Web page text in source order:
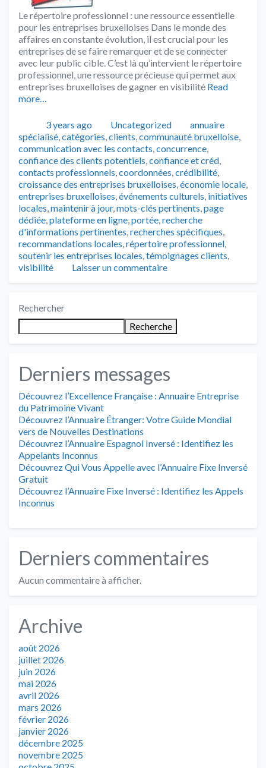
Le répertoire professionnel : une ressource essentielle
pour les entreprises bruxelloises Dans le monde des
affaires en constante évolution, il est crucial pour les
entreprises de se faire remarquer et de se connecter
avec leur public cible. C’est là qu’intervient le répertoire
professionnel, une ressource précieuse qui permet aux
entreprises bruxelloises de gagner en visibilité Read
more…
Publié3 years ago Catégories
Uncategorized Tags
annuaire
spécialisé,catégories,clients,communauté bruxelloise,
communication avec les contacts,concurrence,
confiance des clients potentiels,confiance et créd,
contacts professionnels,coordonnées,crédibilité,
croissance des entreprises bruxelloises,économie locale,
entreprises bruxelloises,événements culturels, initiatives
locales,maintenir à jour,mots-clés pertinents,page
dédiée,plateforme en ligne,portée,recherche
d'informations pertinentes,recherches spécifiques,
recommandations locales,répertoire professionnel,
soutenir les entreprises locales,témoignages clients,
visibilité
Laisser un commentaire
Rechercher
Recherche
Derniers messages
Découvrez l’Excellence Française : Annuaire Entreprise
du Patrimoine Vivant
Découvrez l’Annuaire Étranger: Votre Guide Mondial
vers de Nouvelles Destinations
Découvrez l’Annuaire Espagnol Inversé : Identifiez les
Appelants Inconnus
Découvrez Qui Vous Appelle avec l’Annuaire Fixe Inversé
Gratuit
Découvrez l’Annuaire Fixe Inversé : Identifiez les Appels
Inconnus
Derniers commentaires
Aucun commentaire à afficher.
Archive
août 2026
juillet 2026
juin 2026
mai 2026
avril 2026
mars 2026
février 2026
janvier 2026
décembre 2025
novembre 2025